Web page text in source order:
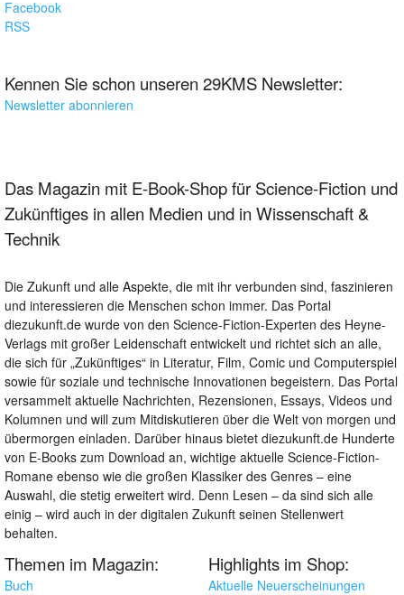
Facebook
RSS
Kennen Sie schon unseren 29KMS Newsletter:
Newsletter abonnieren
Das Magazin mit E-Book-Shop für Science-Fiction und
Zukünftiges in allen Medien und in Wissenschaft &
Technik
Die Zukunft und alle Aspekte, die mit ihr verbunden sind, faszinieren
und interessieren die Menschen schon immer. Das Portal
diezukunft.de wurde von den Science-Fiction-Experten des Heyne-
Verlags mit großer Leidenschaft entwickelt und richtet sich an alle,
die sich für „Zukünftiges“ in Literatur, Film, Comic und Computerspiel
sowie für soziale und technische Innovationen begeistern. Das Portal
versammelt aktuelle Nachrichten, Rezensionen, Essays, Videos und
Kolumnen und will zum Mitdiskutieren über die Welt von morgen und
übermorgen einladen. Darüber hinaus bietet diezukunft.de Hunderte
von E-Books zum Download an, wichtige aktuelle Science-Fiction-
Romane ebenso wie die großen Klassiker des Genres – eine
Auswahl, die stetig erweitert wird. Denn Lesen – da sind sich alle
einig – wird auch in der digitalen Zukunft seinen Stellenwert
behalten.
Themen im Magazin:
Buch
Highlights im Shop:
Aktuelle Neuerscheinungen